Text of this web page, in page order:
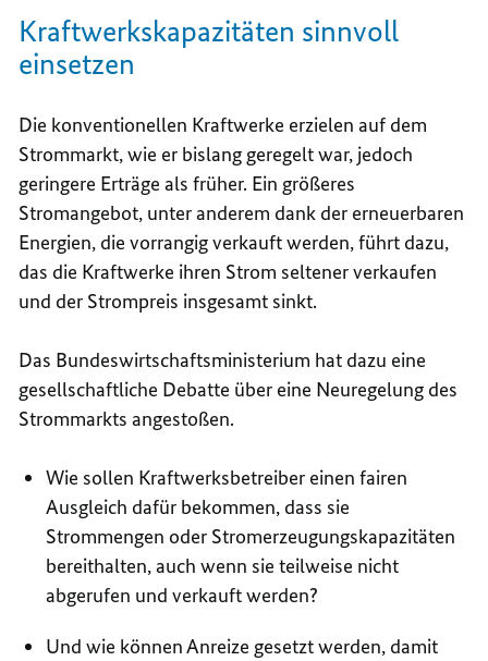
Kraftwerkskapazitäten sinnvoll
einsetzen
Die konventionellen Kraftwerke erzielen auf dem
Strommarkt, wie er bislang geregelt war, jedoch
geringere Erträge als früher. Ein größeres
Stromangebot, unter anderem dank der erneuerbaren
Energien, die vorrangig verkauft werden, führt dazu,
das die Kraftwerke ihren Strom seltener verkaufen
und der Strompreis insgesamt sinkt.
Das Bundeswirtschaftsministerium hat dazu eine
gesellschaftliche Debatte über eine Neuregelung des
Strommarkts angestoßen.
Wie sollen Kraftwerksbetreiber einen fairen
Ausgleich dafür bekommen, dass sie
Strommengen oder Stromerzeugungskapazitäten
bereithalten, auch wenn sie teilweise nicht
abgerufen und verkauft werden?
Und wie können Anreize gesetzt werden, damit